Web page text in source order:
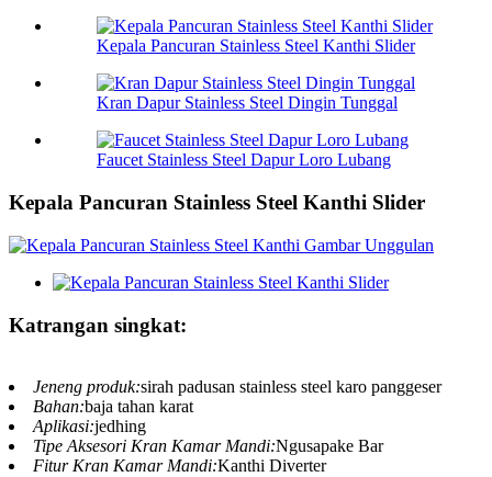
Kepala Pancuran Stainless Steel Kanthi Slider
Kran Dapur Stainless Steel Dingin Tunggal
Faucet Stainless Steel Dapur Loro Lubang
Kepala Pancuran Stainless Steel Kanthi Slider
Katrangan singkat:
Jeneng produk:sirah padusan stainless steel karo panggeser
Bahan:baja tahan karat
Aplikasi:jedhing
Tipe Aksesori Kran Kamar Mandi:Ngusapake Bar
Fitur Kran Kamar Mandi:Kanthi Diverter